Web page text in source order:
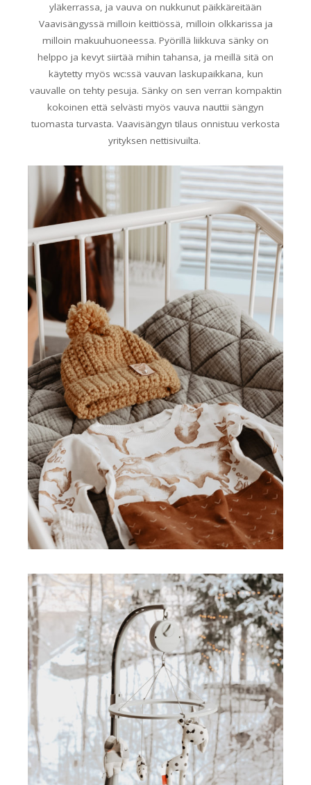
yläkerrassa, ja vauva on nukkunut päikkäreitään
Vaavisängyssä milloin keittiössä, milloin olkkarissa ja
milloin makuuhuoneessa. Pyörillä liikkuva sänky on
helppo ja kevyt siirtää mihin tahansa, ja meillä sitä on
käytetty myös wc:ssä vauvan laskupaikkana, kun
vauvalle on tehty pesuja. Sänky on sen verran kompaktin
kokoinen että selvästi myös vauva nauttii sängyn
tuomasta turvasta. Vaavisängyn tilaus onnistuu verkosta
yrityksen nettisivuilta.